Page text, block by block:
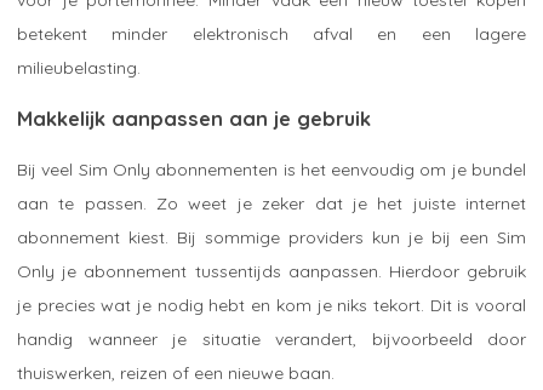
betekent minder elektronisch afval en een lagere
milieubelasting.
Makkelijk aanpassen aan je gebruik
Bij veel Sim Only abonnementen is het eenvoudig om je bundel
aan te passen. Zo weet je zeker dat je het juiste internet
abonnement kiest. Bij sommige providers kun je bij een Sim
Only je abonnement tussentijds aanpassen. Hierdoor gebruik
je precies wat je nodig hebt en kom je niks tekort. Dit is vooral
handig wanneer je situatie verandert, bijvoorbeeld door
thuiswerken, reizen of een nieuwe baan.